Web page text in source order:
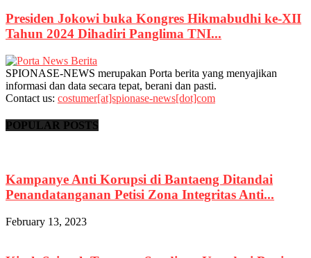
Presiden Jokowi buka Kongres Hikmabudhi ke-XII
Tahun 2024 Dihadiri Panglima TNI...
SPIONASE-NEWS merupakan Porta berita yang menyajikan
informasi dan data secara tepat, berani dan pasti.
Contact us: costumer[at]spionase-news[dot]com
POPULAR POSTS
Kampanye Anti Korupsi di Bantaeng Ditandai
Penandatanganan Petisi Zona Integritas Anti...
February 13, 2023